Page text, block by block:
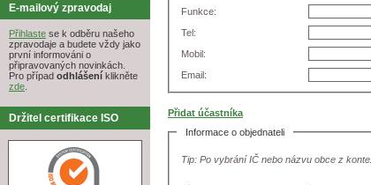
E-mailový zpravodaj
Přihlaste se k odběru našeho
zpravodaje a budete vždy jako
první informováni o
připravovaných novinkách.
Pro případ odhlášení klikněte
zde
Držitel certifikace ISO
Funkce:
Tel:
Mobil:
Email:
Přidat účastníka
Informace o objednateli
Tip: Po vybrání IČ nebo názvu obce z